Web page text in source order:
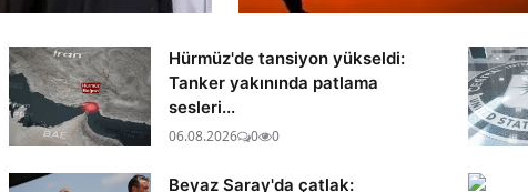
Hürmüz'de tansiyon yükseldi:
Tanker yakınında patlama
sesleri...
06.08.2026 0 0
Beyaz Saray'da çatlak: